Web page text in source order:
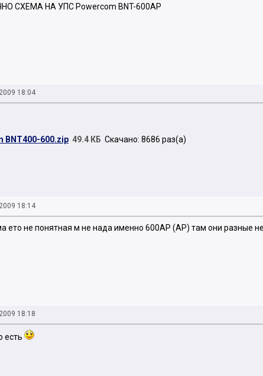
СХЕМА НА УПС Powercom BNT-600AP
18:04
BNT400-600.zip 49.4 КБ Скачано: 8686 раз(а)
18:14
ето не понятная м не нада именно 600AP (AP) там они разные
18:18
есть